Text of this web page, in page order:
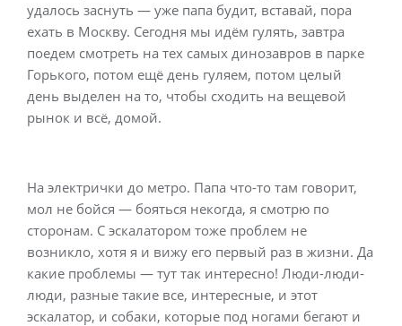
удалось заснуть — уже папа будит, вставай, пора
ехать в Москву. Сегодня мы идём гулять, завтра
поедем смотреть на тех самых динозавров в парке
Горького, потом ещё день гуляем, потом целый
день выделен на то, чтобы сходить на вещевой
рынок и всё, домой.
На электрички до метро. Папа что-то там говорит,
мол не бойся — бояться некогда, я смотрю по
сторонам. С эскалатором тоже проблем не
возникло, хотя я и вижу его первый раз в жизни. Да
какие проблемы — тут так интересно! Люди-люди-
люди, разные такие все, интересные, и этот
эскалатор, и собаки, которые под ногами бегают и